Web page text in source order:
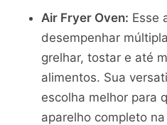
Air Fryer Oven: Esse
desempenhar
grelhar, tostar e até
alimentos. Sua
escolha melhor para
aparelho completo